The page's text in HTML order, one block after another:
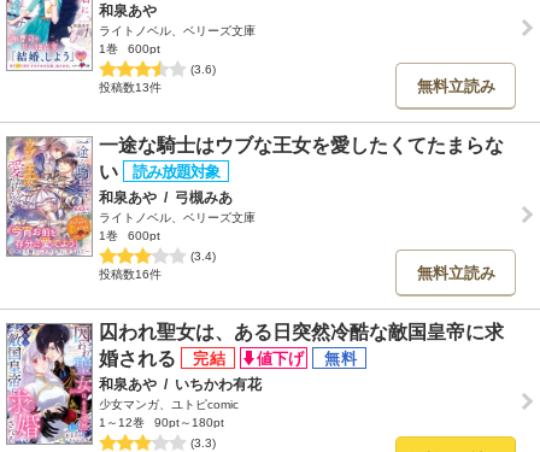
和泉あや
ライトノベル、ベリーズ文庫
1巻
600pt
(3.6)
投稿数13件
無料立読み
一途な騎士はウブな王女を愛したくてたまらな
い
和泉あや / 弓槻みあ
ライトノベル、ベリーズ文庫
1巻
600pt
(3.4)
投稿数16件
無料立読み
囚われ聖女は、ある日突然冷酷な敵国皇帝に求
婚される
和泉あや / いちかわ有花
少女マンガ、ユトピcomic
1～12巻
90pt～180pt
(3.3)